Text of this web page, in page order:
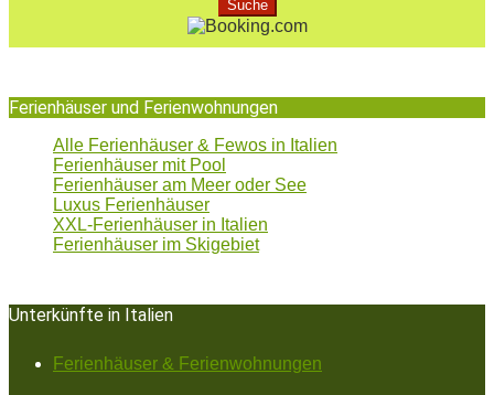
Ferienhäuser und Ferienwohnungen
Alle Ferienhäuser & Fewos in Italien
Ferienhäuser mit Pool
Ferienhäuser am Meer oder See
Luxus Ferienhäuser
XXL-Ferienhäuser in Italien
Ferienhäuser im Skigebiet
Unterkünfte in Italien
Ferienhäuser & Ferienwohnungen